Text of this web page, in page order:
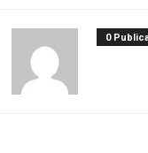
0